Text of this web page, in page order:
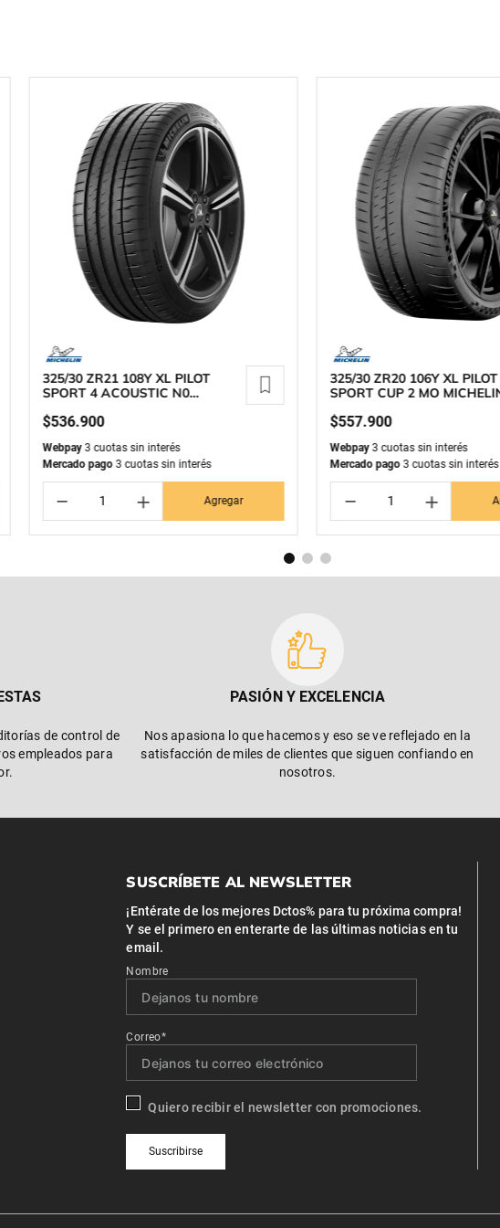
325/30 ZR21 108Y XL PILOT
SPORT 4 ACOUSTIC N0
$536.900
Webpay3 cuotas sin interés
Mercado pago3 cuotas sin interés
＋
－ Agregar
325/30 ZR20 106Y XL PILOT
SPORT CUP 2 MO
$557.900
Webpay 3 cuotas sin interés
Mercado pago 3 cuotas sin interés
＋
－
de control de
empleados para
PASIÓN Y EXCELENCIA
Nos apasiona lo que hacemos y eso se ve reflejado en la
satisfacción de miles de clientes que siguen confiando en
nosotros.
SUSCRÍBETE AL NEWSLETTER
¡Entérate de los mejores Dctos% para tu próxima compra!
Y se el primero en enterarte de las últimas noticias en tu
email.
Nombre
Correo*
Quiero recibir el newsletter con promociones.
Suscribirse